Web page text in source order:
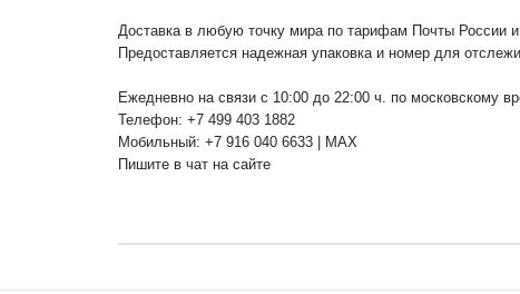
Доставка в любую точку мира по тарифам Почты России
Предоставляется надежная упаковка и номер для
Ежедневно на связи с 10:00 до 22:00 ч. по московскому
Телефон: +7 499 403 1882
Мобильный: +7 916 040 6633 | MAX
Пишите в чат на сайте